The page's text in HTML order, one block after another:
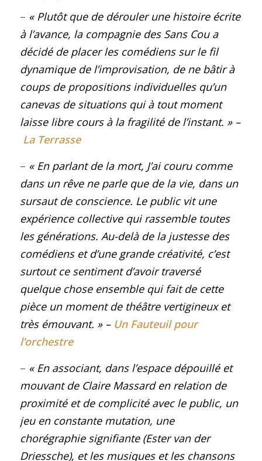
– « Plutôt que de dérouler une histoire écrite
à l’avance, la compagnie des Sans Cou a
décidé de placer les comédiens sur le fil
dynamique de l’improvisation, de ne bâtir à
coups de propositions individuelles qu’un
canevas de situations qui à tout moment
laisse libre cours à la fragilité de l’instant. » –
La Terrasse
– « En parlant de la mort, J’ai couru comme
dans un rêvene parle que de la vie, dans un
sursaut de conscience. Le public vit une
expérience collective qui rassemble toutes
les générations. Au-delà de la justesse des
comédiens et d’une grande créativité, c’est
surtout ce sentiment d’avoir traversé
quelque chose ensemble qui fait de cette
pièce un moment de théâtre vertigineux et
très émouvant. » – Un Fauteuil pour
l’orchestre
– « En associant, dans l’espace dépouillé et
mouvant de Claire Massard en relation de
proximité et de complicité avec le public, un
jeu en constante mutation, une
chorégraphie signifiante (Ester van der
Driessche), et les musiques et les chansons